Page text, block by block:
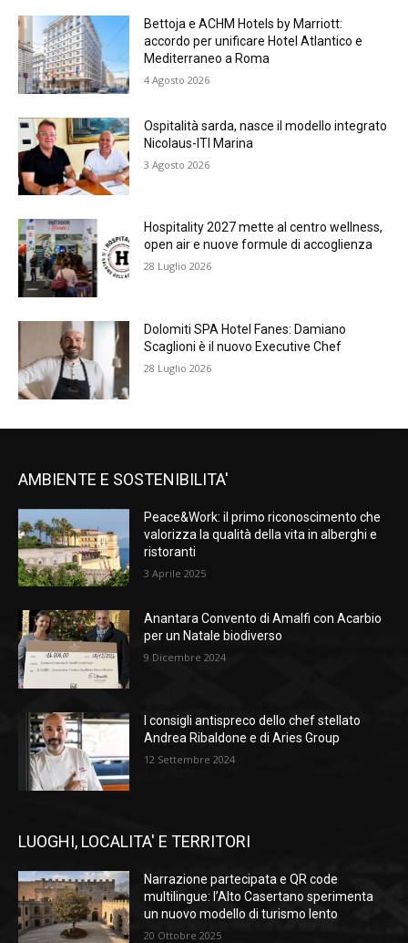
Bettoja e ACHM Hotels by Marriott:
accordo per unificare Hotel Atlantico e
Mediterraneo a Roma
4 Agosto 2026
Ospitalità sarda, nasce il modello integrato
Nicolaus-ITI Marina
3 Agosto 2026
Hospitality 2027 mette al centro wellness,
open air e nuove formule di accoglienza
28 Luglio 2026
Dolomiti SPA Hotel Fanes: Damiano
Scaglioni è il nuovo Executive Chef
28 Luglio 2026
AMBIENTE E SOSTENIBILITA'
Peace&Work: il primo riconoscimento che
valorizza la qualità della vita in alberghi e
ristoranti
3 Aprile 2025
Anantara Convento di Amalfi con Acarbio
per un Natale biodiverso
9 Dicembre 2024
I consigli antispreco dello chef stellato
Andrea Ribaldone e di Aries Group
12 Settembre 2024
LUOGHI, LOCALITA' E TERRITORI
Narrazione partecipata e QR code
multilingue: l’Alto Casertano sperimenta
un nuovo modello di turismo lento
20 Ottobre 2025